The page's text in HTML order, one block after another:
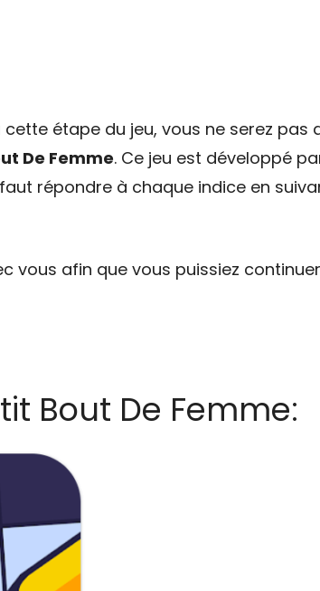
étape du jeu, vous ne serez pas
De Femme. Ce jeu est développé
répondre à chaque indice en
vous afin que vous puissiez
Bout De Femme: